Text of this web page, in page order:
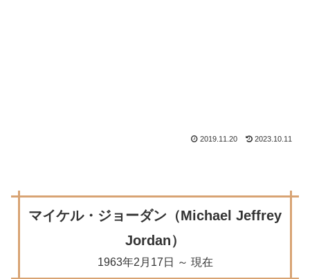
2019.11.20 2023.10.11
マイケル・ジョーダン（Michael Jeffrey
Jordan）
1963年2月17日 ～ 現在